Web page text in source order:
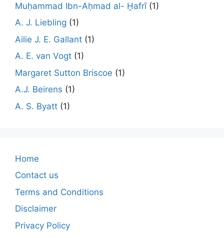
Muḥammad Ibn-Aḥmad al- Ḫafrī(1)
A. J. Liebling (1)
Ailie J. E. Gallant (1)
A. E. van Vogt (1)
Margaret Sutton Briscoe (1)
A.J. Beirens (1)
A. S. Byatt (1)
Home
Contact us
Terms and Conditions
Disclaimer
Privacy Policy